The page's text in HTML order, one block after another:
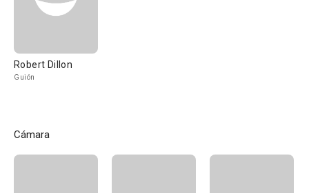
Robert Dillon
Guión
Cámara